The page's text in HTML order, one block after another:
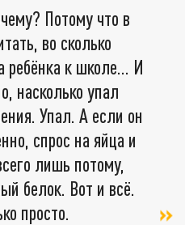
Потому что в
во сколько
ребёнка к школе… И
насколько упал
Упал. А если он
спрос на яйца и
лишь потому,
белок. Вот и всё.
просто.